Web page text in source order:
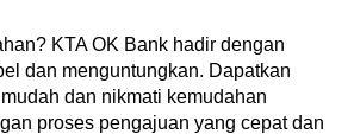
KTA OK Bank hadir dengan
dan menguntungkan. Dapatkan
dan nikmati kemudahan
proses pengajuan yang cepat dan